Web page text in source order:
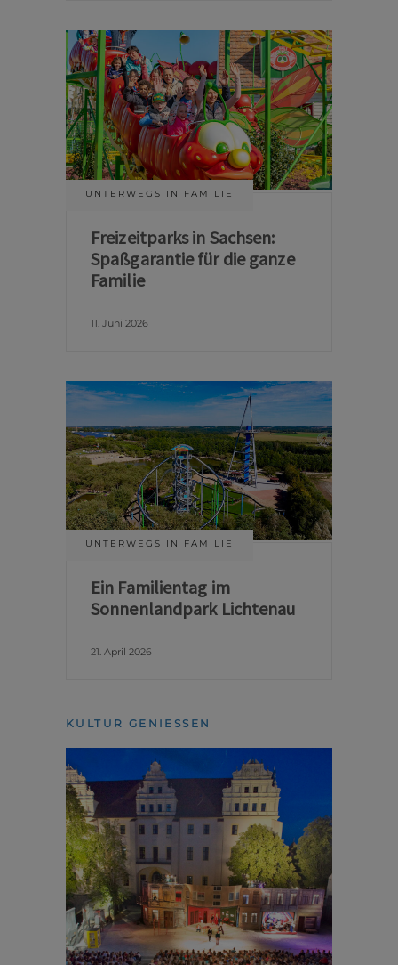
UNTERWEGS IN FAMILIE
Freizeitparks in Sachsen:
Spaßgarantie für die ganze
Familie
11. Juni 2026
UNTERWEGS IN FAMILIE
Ein Familientag im
Sonnenlandpark Lichtenau
21. April 2026
KULTUR GENIESSEN